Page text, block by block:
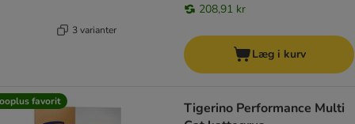
3 varianter
208,91 kr
Læg i kurv
favorit
Tigerino Performance Multi